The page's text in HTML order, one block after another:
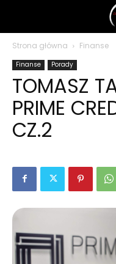
polsku
Strona główna Finanse
Finanse Porady
TOMASZ
PRIME
CZ.2